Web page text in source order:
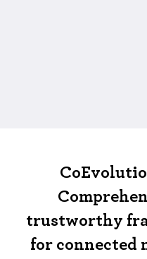
trustworthy
for connected